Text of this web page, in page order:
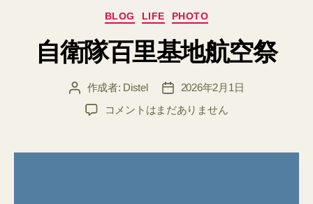
カ
ゴ
リ
BLOG LIFE PHOTO
自衛隊百里基地航空祭
投 作成者: Distel
投
稿
日
2026年2月1日
自
百
コメントはまだありません